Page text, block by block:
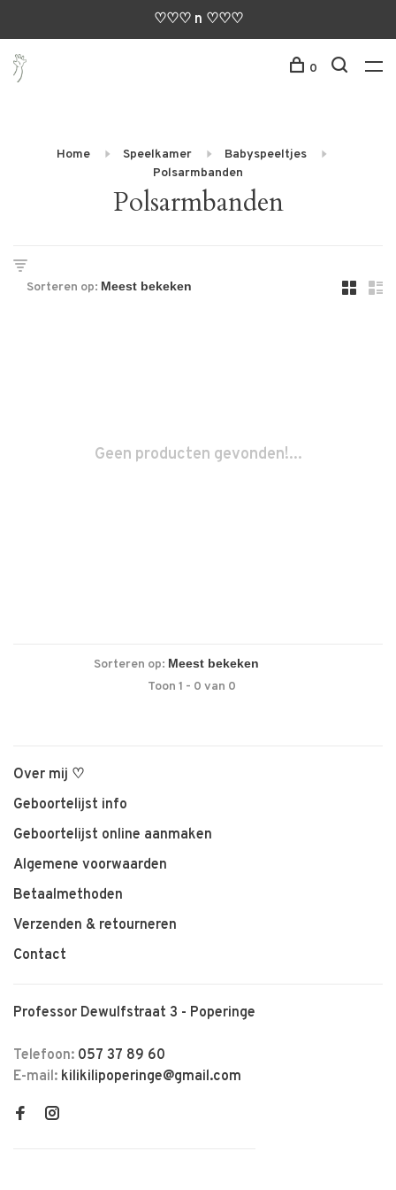
♡♡♡ n ♡♡♡
0
Home Speelkamer
Babyspeeltjes
Polsarmbanden
Polsarmbanden
Sorteren op:
Geen producten gevonden!...
Sorteren op:
Toon 1 - 0 van 0
Over mij ♡
Geboortelijst info
Geboortelijst online aanmaken
Algemene voorwaarden
Betaalmethoden
Verzenden & retourneren
Contact
Professor Dewulfstraat 3 - Poperinge
Telefoon: 057 37 89 60
E-mail: kilikilipoperinge@gmail.com